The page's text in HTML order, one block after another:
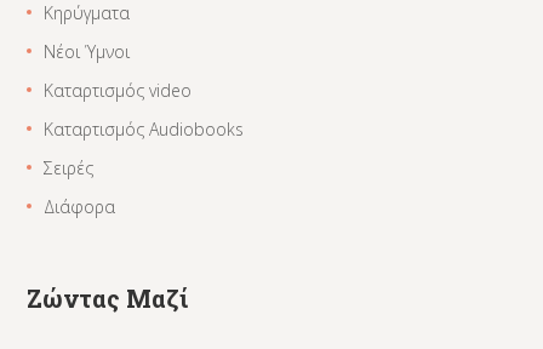
Κηρύγματα
Νέοι Ύμνοι
Καταρτισμός video
Καταρτισμός Audiobooks
Σειρές
Διάφορα
Ζώντας Μαζί